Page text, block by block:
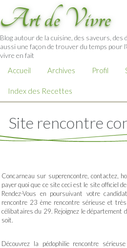
Art de Vivre
Blog autour de la cuisine, des saveurs,
aussi une façon de trouver du temps pour
vivre en fait
Accueil Archives Profil
Index des Recettes
Site rencontre
Concarneau sur superencontre, contactez,
payer quoi que ce site ceci est le site officiel
Rendez-Vous en poursuivant votre
rencontre 23 ème rencontre sérieuse et
célibataires du 29. Rejoignez le département
soit.
Découvrez la pédophilie rencontre